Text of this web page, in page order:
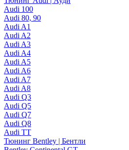
Audi 100
Audi 80, 90
Audi A1
Audi A2
Audi A3
Audi A4
Audi A5
Audi A6
Audi A7
Audi A8
Audi Q3
Audi Q5
Audi Q7
Audi Q8
Audi TT
Тюнинг Bentley | Бентли